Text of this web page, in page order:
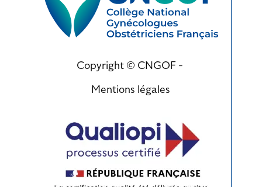
Copyright © CNGOF -
Mentions légales